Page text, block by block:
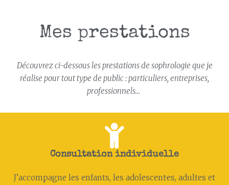
Mes prestations
Découvrez ci-dessous les prestations de sophrologie que je
réalise pour tout type de public : particuliers, entreprises,
professionnels…
Consultation individuelle
J’accompagne les enfants, les adolescent·es, adultes et